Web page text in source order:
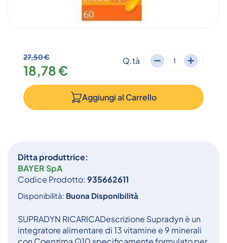
Ditta produttrice:
BAYER SpA
Codice Prodotto: 935662611
Disponibilità: Buona Disponibilità
SUPRADYN RICARICADescrizione Supradyn è un
integratore alimentare di 13 vitamine e 9 minerali
27,50 €
18,78 €
Q.tà
Aggiungi al Carrello